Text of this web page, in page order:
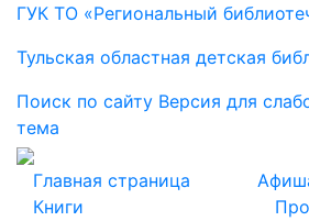
ГУК ТО «Региональный
Тульская областная детская
Поиск по сайту Версия для
тема
Главная страница
Книги